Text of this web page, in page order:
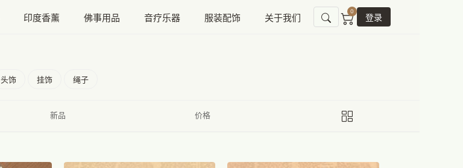
印度香薰 佛事用品 音疗乐器 服装配饰 关于我们
0
登录
头饰 挂饰 绳子
新品 价格